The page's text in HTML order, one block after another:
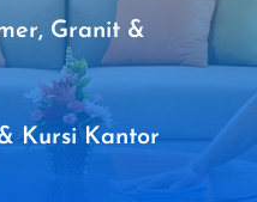
Granit &
Kursi Kantor